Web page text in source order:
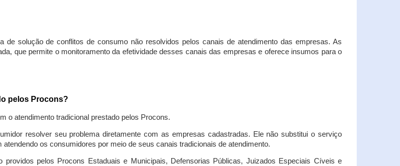
solução de conflitos de consumo não resolvidos pelos canais de atendimento das empresas. As
que permite o monitoramento da efetividade desses canais das empresas e oferece insumos para o
pelos Procons?
o atendimento tradicional prestado pelos Procons.
resolver seu problema diretamente com as empresas cadastradas. Ele não substitui o serviço
os consumidores por meio de seus canais tradicionais de atendimento.
pelos Procons Estaduais e Municipais, Defensorias Públicas, Juizados Especiais Cíveis e